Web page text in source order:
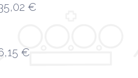
€
€